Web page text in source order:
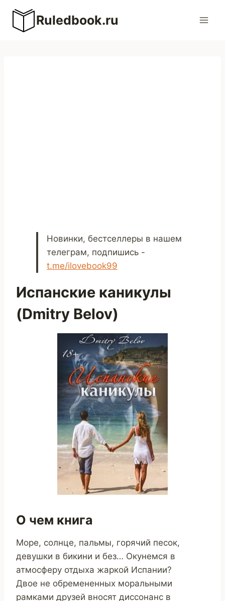
Перейти
содержимому
Ruledbook.ru
Новинки, бестселлеры в нашем
телеграм, подпишись -
t.me/ilovebook99
Испанские каникулы
(Dmitry Belov)
О чем книга
Море, солнце, пальмы, горячий песок,
девушки в бикини и без… Окунемся в
атмосферу отдыха жаркой Испании?
Двое не обремененных моральными
рамками друзей вносят диссонанс в